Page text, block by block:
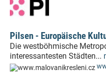
Pilsen - Europäische
Die westböhmische
interessantesten Städten...